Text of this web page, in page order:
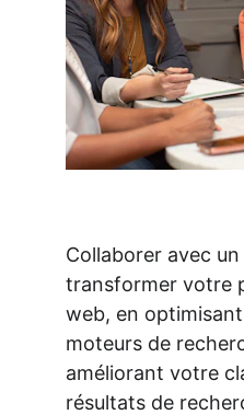
Collaborer avec un
transformer votre
web, en
moteurs de
améliorant votre
résultats de